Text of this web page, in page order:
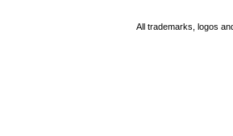
All trademarks, logos